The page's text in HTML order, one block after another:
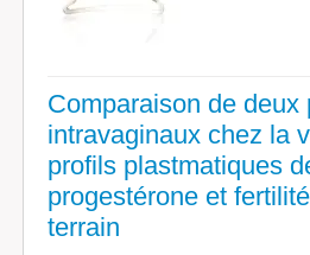
Comparaison de deux
intravaginaux chez la
profils plastmatiques
progestérone et
terrain